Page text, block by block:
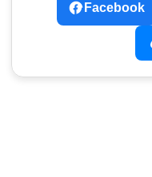
Facebook